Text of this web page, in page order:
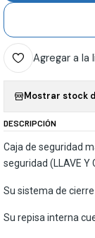
Agregar a
Mostrar stock
DESCRIPCIÓN
Caja de seguridad
seguridad (LLAVE Y
Su sistema de
Su repisa interna